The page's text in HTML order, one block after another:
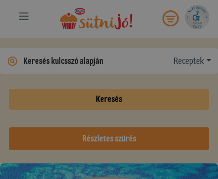
Receptek
Keresés
Részletes szűrés